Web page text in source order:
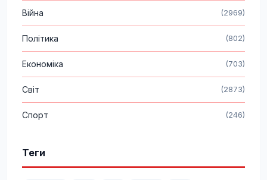
Війна (2969)
Політика (802)
Економіка (703)
Світ (2873)
Спорт (246)
Теги